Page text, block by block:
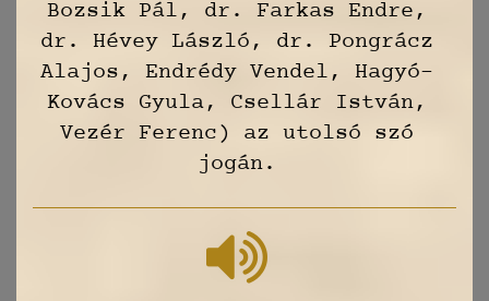
Bozsik Pál, dr. Farkas Endre,
dr. Hévey László, dr. Pongrácz
Alajos, Endrédy Vendel, Hagyó-
Kovács Gyula, Csellár István,
Vezér Ferenc) az utolsó szó
jogán.